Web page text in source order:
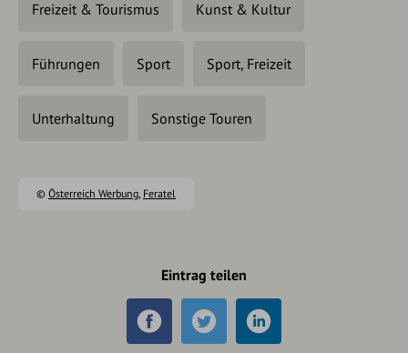
Freizeit & Tourismus Kunst & Kultur
Führungen Sport Sport, Freizeit
Unterhaltung Sonstige Touren
© Österreich Werbung, Feratel
Eintrag teilen